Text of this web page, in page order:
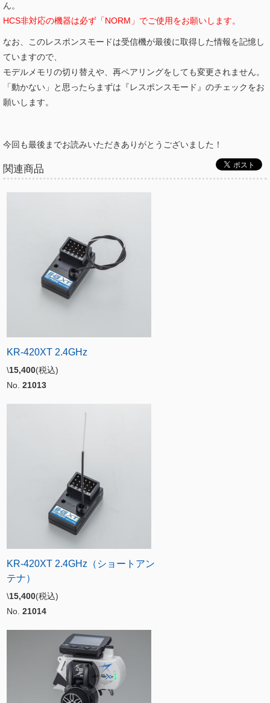
ん。
HCS非対応の機器は必ず「NORM」でご使用をお願いします。
なお、このレスポンスモードは受信機が最後に取得した情報を記憶し
ていますので、
モデルメモリの切り替えや、再ペアリングをしても変更されません。
「動かない」と思ったらまずは『レスポンスモード』のチェックをお
願いします。
今回も最後までお読みいただきありがとうございました！
関連商品
KR-420XT 2.4GHz
\15,400(税込)
No. 21013
KR-420XT 2.4GHz（ショートアン
テナ）
\15,400(税込)
No. 21014